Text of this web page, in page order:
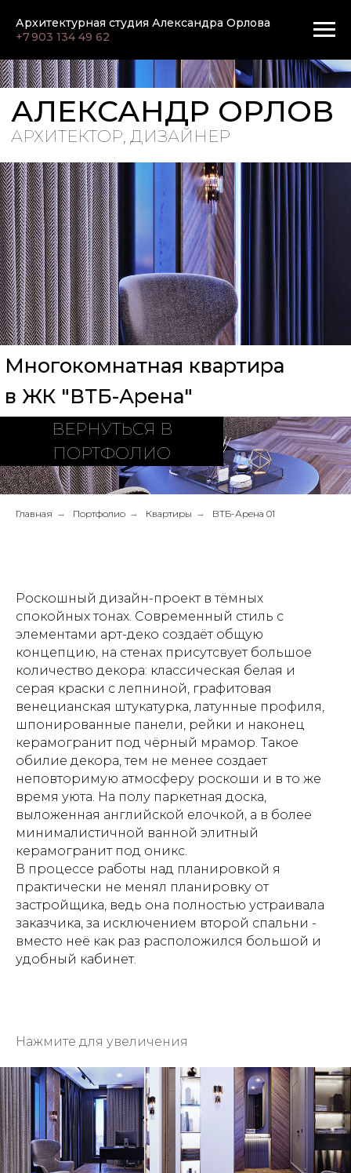
Архитектурная студия Александра Орлова
+7 903 134 49 62
ВЕРНУТЬСЯ В
ПОРТФОЛИО
АЛЕКСАНДР ОРЛОВ
Многокомнатная квартира
в ЖК "ВТБ-Арена"
Главная → Портфолио → Квартиры → ВТБ-Арена 01
Роскошный дизайн-проект в тёмных
спокойных тонах. Современный стиль с
элементами арт-деко создаёт общую
концепцию, на стенах присутсвует большое
количество декора: классическая белая и
серая краски с лепниной, графитовая
венецианская штукатурка, латунные профиля,
шпонированные панели, рейки и наконец
керамогранит под чёрный мрамор. Такое
обилие декора, тем не менее создает
неповторимую атмосферу роскоши и в то же
время уюта. На полу паркетная доска,
выложенная английской елочкой, а в более
минималистичной ванной элитный
керамогранит под оникс.
В процессе работы над планировкой я
практически не менял планировку от
застройщика, ведь она полностью устраивала
заказчика, за исключением второй спальни -
вместо неё как раз расположился большой и
удобный кабинет.
Нажмите для увеличения